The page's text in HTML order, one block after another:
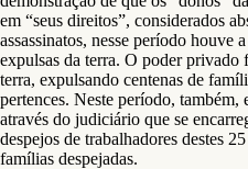
em “seus direitos”, considerados
assassinatos, nesse período houve
expulsas da terra. O poder privado
terra, expulsando centenas de
pertences. Neste período,
através do judiciário que se
despejos de trabalhadores destes
famílias despejadas.